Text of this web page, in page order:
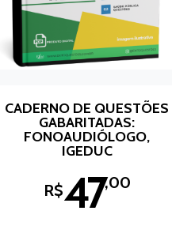
CADERNO DE QUESTÕES
GABARITADAS:
FONOAUDIÓLOGO,
IGEDUC
R$47,00